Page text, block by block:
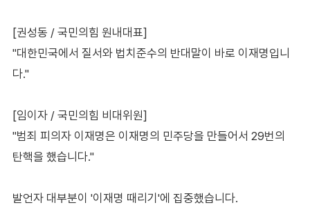
[권성동 / 국민의힘 원내대표]
"대한민국에서 질서와 법치준수의 반대말이 바로 이재명입니
다."
[임이자 / 국민의힘 비대위원]
"범죄 피의자 이재명은 이재명의 민주당을 만들어서 29번의
탄핵을 했습니다."
발언자 대부분이 '이재명 때리기'에 집중했습니다.